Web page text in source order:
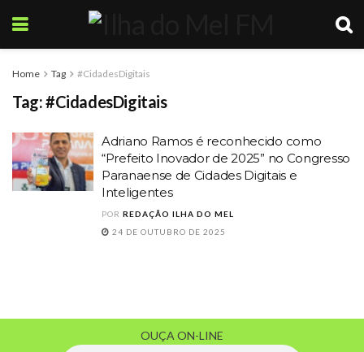
Home Tag #CidadesDigitais
Tag:#CidadesDigitais
Adriano Ramos é reconhecido como
“Prefeito Inovador de 2025” no Congresso
Paranaense de Cidades Digitais e
Inteligentes
POR REDAÇÃO ILHA DO MEL
24 DE OUTUBRO DE 2025
OUÇA ON-LINE